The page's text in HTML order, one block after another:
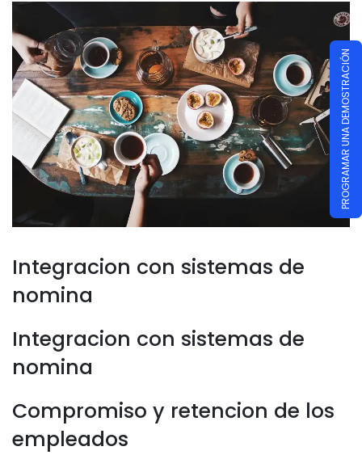
Integracion con sistemas de
nomina
Integracion con sistemas de
nomina
Compromiso y retencion de los
empleados
PROGRAMAR UNA DEMOSTRACIÓN